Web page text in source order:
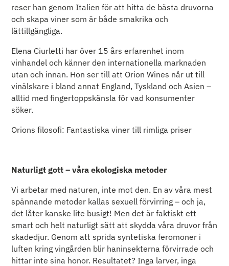
reser han genom Italien för att hitta de bästa druvorna
och skapa viner som är både smakrika och
lättillgängliga.
Elena Ciurletti har över 15 års erfarenhet inom
vinhandel och känner den internationella marknaden
utan och innan. Hon ser till att Orion Wines når ut till
vinälskare i bland annat England, Tyskland och Asien –
alltid med fingertoppskänsla för vad konsumenter
söker.
Orions filosofi: Fantastiska viner till rimliga priser
Naturligt gott – våra ekologiska metoder
Vi arbetar med naturen, inte mot den. En av våra mest
spännande metoder kallas sexuell förvirring – och ja,
det låter kanske lite busigt! Men det är faktiskt ett
smart och helt naturligt sätt att skydda våra druvor från
skadedjur. Genom att sprida syntetiska feromoner i
luften kring vingården blir haninsekterna förvirrade och
hittar inte sina honor. Resultatet? Inga larver, inga